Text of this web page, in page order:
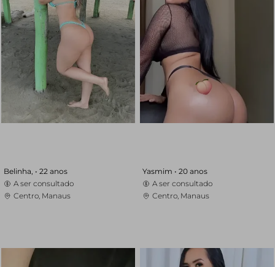
Belinha, • 22 anos
A ser consultado
Centro, Manaus
Yasmim • 20 anos
A ser consultado
Centro, Manaus